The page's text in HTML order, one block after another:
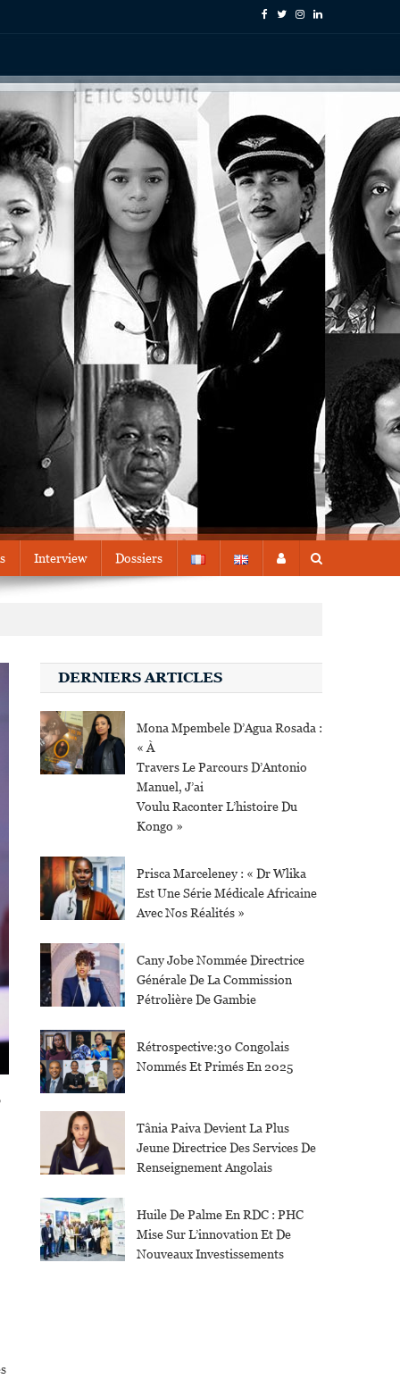
Interview Dossiers
DERNIERS ARTICLES
Mona Mpembele D’Agua Rosada :
« À
Travers Le Parcours D’Antonio
Manuel, J’ai
Voulu Raconter L’histoire Du
Kongo »
Prisca Marceleney : « Dr Wlika
Est Une Série Médicale Africaine
Avec Nos Réalités »
Cany Jobe Nommée Directrice
Générale De La Commission
Pétrolière De Gambie
Rétrospective:30 Congolais
Nommés Et Primés En 2025
Tânia Paiva Devient La Plus
Jeune Directrice Des Services De
Renseignement Angolais
Huile De Palme En RDC : PHC
Mise Sur L’innovation Et De
Nouveaux Investissements